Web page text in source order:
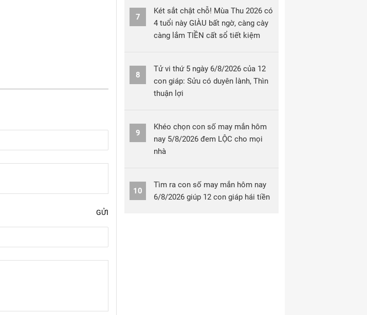
GỬI
7
Két sắt chật chỗ! Mùa Thu 2026 có
4 tuổi này GIÀU bất ngờ, càng cày
càng lắm TIỀN cất sổ tiết kiệm
8
Tử vi thứ 5 ngày 6/8/2026 của 12
con giáp: Sửu có duyên lành, Thìn
thuận lợi
9
Khéo chọn con số may mắn hôm
nay 5/8/2026 đem LỘC cho mọi
nhà
10
Tìm ra con số may mắn hôm nay
6/8/2026 giúp 12 con giáp hái tiền